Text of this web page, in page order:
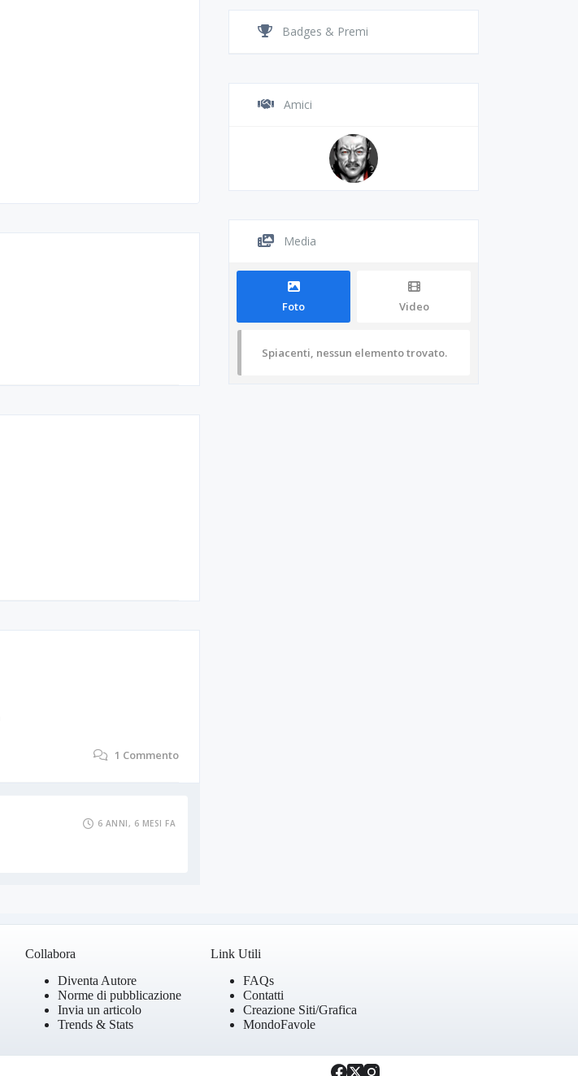
1 Commento
6 ANNI, 6 MESI FA
Badges & Premi
Amici
Media
Foto Video
Spiacenti, nessun elemento trovato.
Collabora
Diventa Autore
Norme di pubblicazione
Invia un articolo
Trends & Stats
Link Utili
FAQs
Contatti
Creazione Siti/Grafica
MondoFavole